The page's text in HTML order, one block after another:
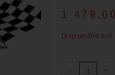
1 479,00
Disponible sur
- +